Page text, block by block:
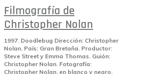
Filmografía de
Christopher Nolan
1997. Doodlebug Dirección: Christopher
Nolan. País: Gran Bretaña. Productor:
Steve Street y Emma Thomas. Guión:
Christopher Nolan. Fotografía:
Christopher Nolan, en blanco y negro.